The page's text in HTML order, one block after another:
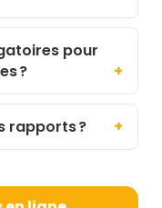
pour
?
rapports ?